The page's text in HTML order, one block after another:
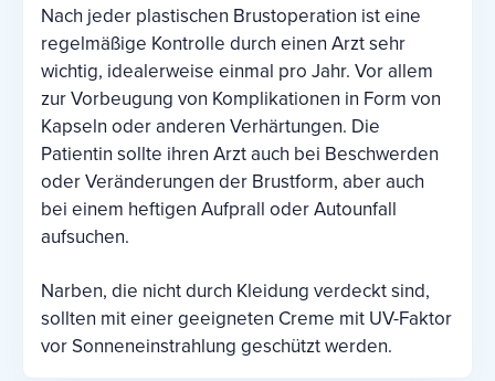
Nach jeder plastischen Brustoperation ist eine
regelmäßige Kontrolle durch einen Arzt sehr
wichtig, idealerweise einmal pro Jahr. Vor allem
zur Vorbeugung von Komplikationen in Form von
Kapseln oder anderen Verhärtungen. Die
Patientin sollte ihren Arzt auch bei Beschwerden
oder Veränderungen der Brustform, aber auch
bei einem heftigen Aufprall oder Autounfall
aufsuchen.
Narben, die nicht durch Kleidung verdeckt sind,
sollten mit einer geeigneten Creme mit UV-Faktor
vor Sonneneinstrahlung geschützt werden.